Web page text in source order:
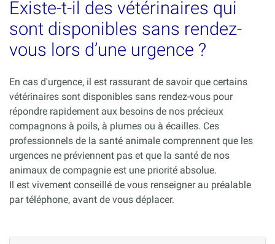
Existe-t-il des vétérinaires qui
sont disponibles sans rendez-
vous lors d’une urgence ?
En cas d'urgence, il est rassurant de savoir que certains
vétérinaires sont disponibles sans rendez-vous pour
répondre rapidement aux besoins de nos précieux
compagnons à poils, à plumes ou à écailles. Ces
professionnels de la santé animale comprennent que les
urgences ne préviennent pas et que la santé de nos
animaux de compagnie est une priorité absolue.
Il est vivement conseillé de vous renseigner au préalable
par téléphone, avant de vous déplacer.